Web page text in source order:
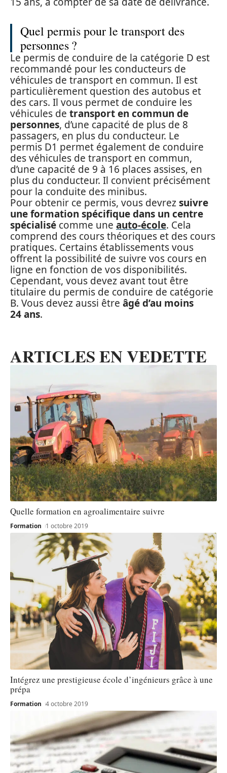
Quel permis pour le transport des
personnes ?
Le permis de conduire de la catégorie D est
recommandé pour les conducteurs de
véhicules de transport en commun. Il est
particulièrement question des autobus et
des cars. Il vous permet de conduire les
véhicules de transport en commun de
personnes, d’une capacité de plus de 8
passagers, en plus du conducteur. Le
permis D1 permet également de conduire
des véhicules de transport en commun,
d’une capacité de 9 à 16 places assises, en
plus du conducteur. Il convient précisément
pour la conduite des minibus.
Pour obtenir ce permis, vous devrezsuivre
une formation spécifique dans un centre
spécialisé comme une auto-école. Cela
comprend des cours théoriques et des cours
pratiques. Certains établissements vous
offrent la possibilité de suivre vos cours en
ligne en fonction de vos disponibilités.
Cependant, vous devez avant tout être
titulaire du permis de conduire de catégorie
B. Vous devez aussi être âgé d’au moins
24 ans.
ARTICLES EN VEDETTE
Quelle formation en agroalimentaire suivre
Formation 1 octobre 2019
Intégrez une prestigieuse école d’ingénieurs grâce à une
prépa
Formation 4 octobre 2019